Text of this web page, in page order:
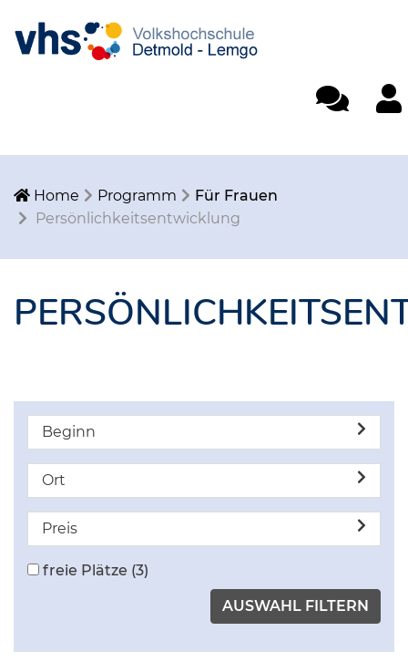
Home Programm
Für Frauen
Persönlichkeitsentwicklung
Beginn
Ort
Preis
freie Plätze (3)